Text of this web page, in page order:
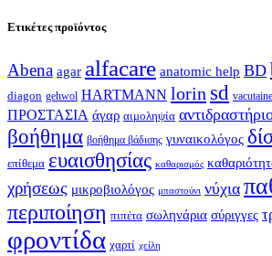
Ετικέτες προϊόντος
Abena agar alfacare anatomic help BD
diagon gehwol HARTMANN lorin sd
ΠΡΟΣΤΑΣΙΑ άγαρ αιμοληψία
βοήθημα βοήθημα βάδισης γυναικολόγος
επίθεμα ευαισθησίας καθαρισμός
χρήσεως μικροβιολόγος μπαστούνι νύχια
περιποίηση πιπέτα σωληνάρια σύριγγες
φροντίδα χαρτί χείλη